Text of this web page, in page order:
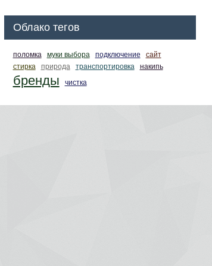
Облако тегов
поломка муки выбора подключение
сайт
стирка
природа транспортировка накипь
бренды чистка